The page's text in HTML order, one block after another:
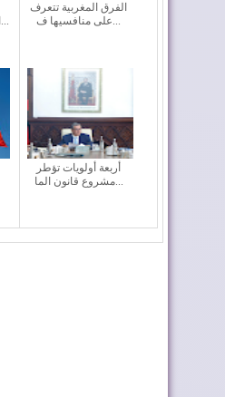
العالم في جذب الاست...
الفرق المغربية تتعرف
على منافسيها ف...
أربعة أولويات تؤطر
مشروع قانون الما...